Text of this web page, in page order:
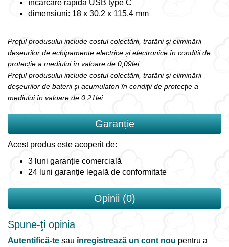
încărcare rapidă USB type C
dimensiuni: 18 x 30,2 x 115,4 mm
Prețul produsului include costul colectării, tratării și eliminării
deșeurilor de echipamente electrice și electronice în conditii de
protecție a mediului în valoare de 0,09lei.
Prețul produsului include costul colectării, tratării și eliminării
deșeurilor de baterii și acumulatori în condiții de protecție a
mediului în valoare de 0,21lei.
Garanție
Acest produs este acoperit de:
3 luni garanție comercială
24 luni garanție legală de conformitate
Opinii (0)
Spune-ţi opinia
Autentifică-te sauînregistrează un cont nou pentru a